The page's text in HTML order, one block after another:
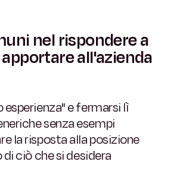
nel rispondere a
all'azienda
esperienza" e fermarsi lì
senza esempi
la risposta alla posizione
di ciò che si desidera